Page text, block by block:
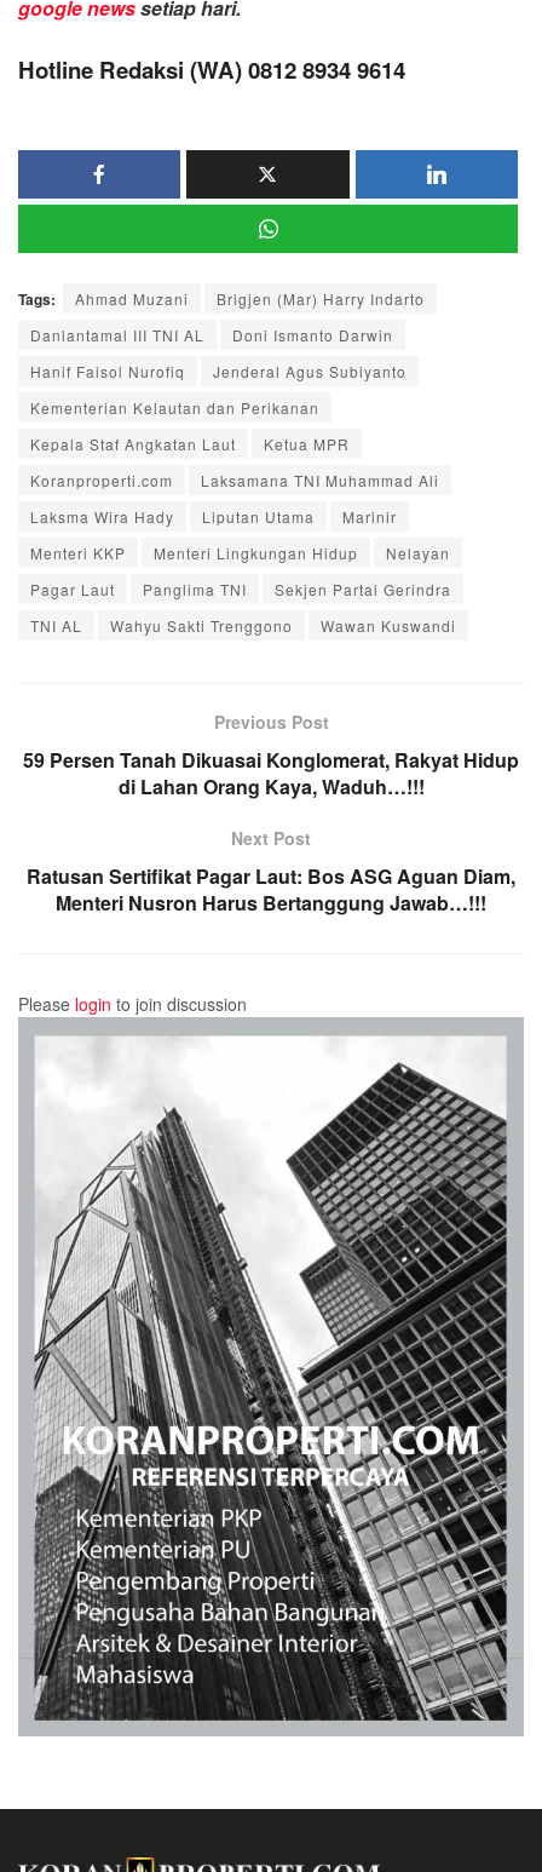
google newssetiap hari.
Hotline Redaksi (WA) 0812 8934 9614
Tags: Ahmad Muzani
Brigjen (Mar) Harry Indarto
Danlantamal III TNI AL
Doni Ismanto Darwin
Hanif Faisol Nurofiq
Jenderal Agus Subiyanto
Kementerian Kelautan dan Perikanan
Kepala Staf Angkatan Laut
Ketua MPR
Koranproperti.com
Laksamana TNI Muhammad Ali
Laksma Wira Hady
Liputan Utama
Marinir
Menteri KKP
Menteri Lingkungan Hidup
Nelayan
Pagar Laut
Panglima TNI
Sekjen Partai Gerindra
TNI AL
Wahyu Sakti Trenggono Wawan Kuswandi
Previous Post
59 Persen Tanah Dikuasai Konglomerat, Rakyat Hidup
di Lahan Orang Kaya, Waduh…!!!
Next Post
Ratusan Sertifikat Pagar Laut: Bos ASG Aguan Diam,
Menteri Nusron Harus Bertanggung Jawab…!!!
Please login to join discussion